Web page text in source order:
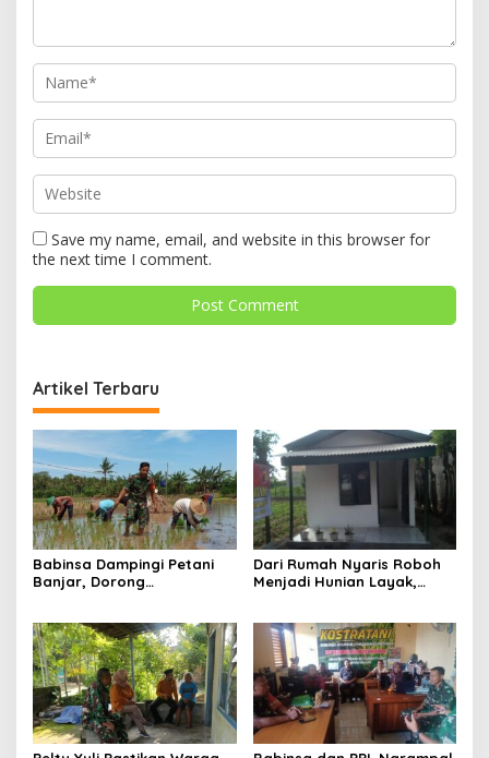
Save my name, email, and website in this browser for
the next time I comment.
Artikel Terbaru
Babinsa Dampingi Petani
Banjar, Dorong
Dari Rumah Nyaris Roboh
Menjadi Hunian Layak,